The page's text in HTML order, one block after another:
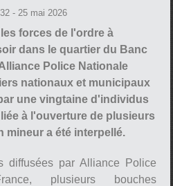
- 25 mai 2026
forces de l'ordre à
dans le quartier du Banc
Police Nationale
nationaux et municipaux
une vingtaine d'individus
à l'ouverture de plusieurs
mineur a été interpellé.
diffusées par Alliance Police
plusieurs bouches